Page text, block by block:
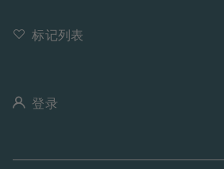
标记列表
登录